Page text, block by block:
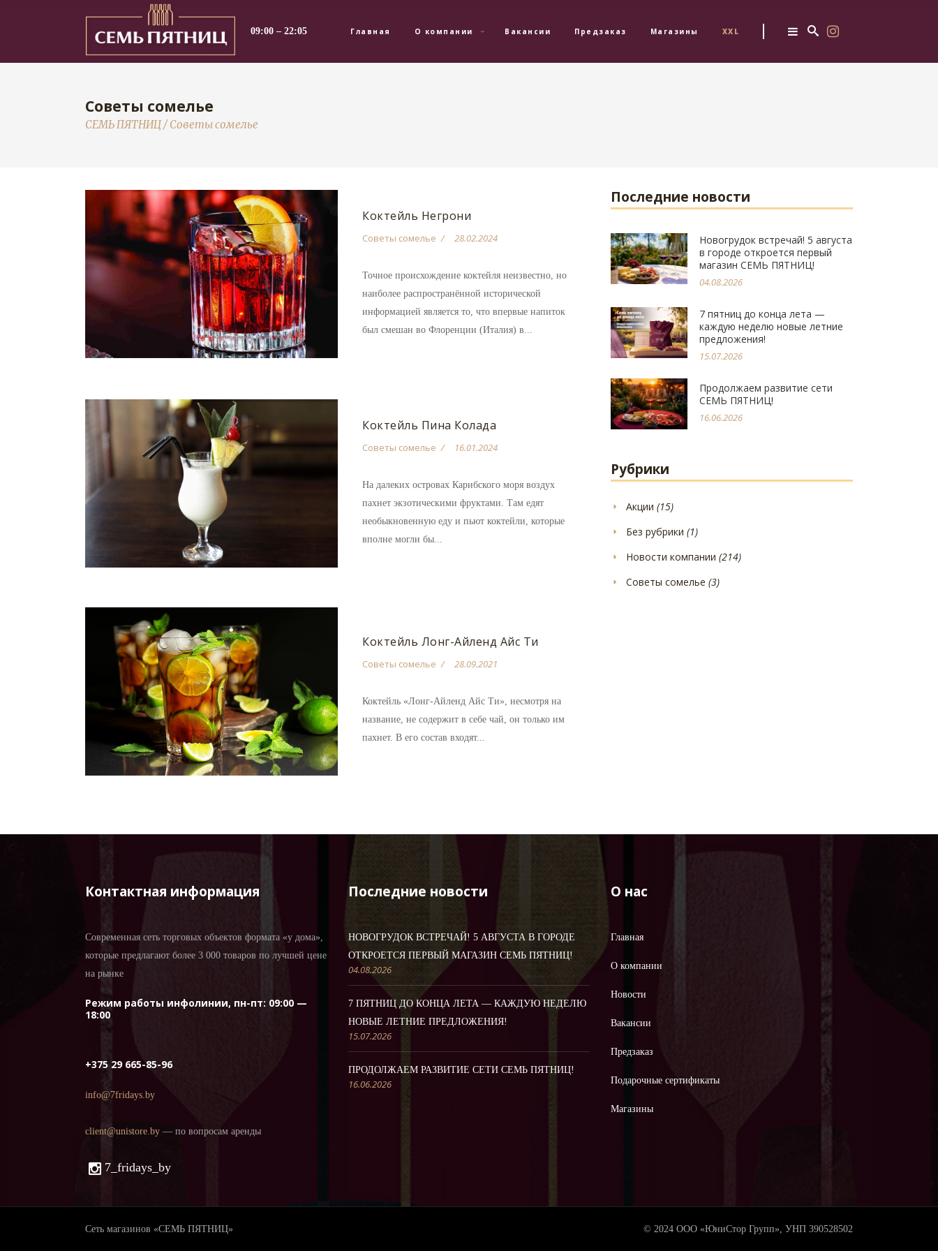
09:00 – 22:05 Главная О компании Вакансии Предзаказ Магазины XXL
Советы сомелье
СЕМЬ ПЯТНИЦ/ Советы сомелье
Коктейль Негрони
Советы сомелье 28.02.2024
Точное происхождение коктейля неизвестно, но
наиболее распространённой исторической
информацией является то, что впервые напиток
был смешан во Флоренции (Италия) в...
Коктейль Пина Колада
Советы сомелье 16.01.2024
На далеких островах Карибского моря воздух
пахнет экзотическими фруктами. Там едят
необыкновенную еду и пьют коктейли, которые
вполне могли бы...
Коктейль Лонг-Айленд Айс Ти
Советы сомелье 28.09.2021
Коктейль «Лонг-Айленд Айс Ти», несмотря на
название, не содержит в себе чай, он только им
пахнет. В его состав входят...
Последние новости
Новогрудок встречай! 5 августа
в городе откроется первый
магазин СЕМЬ ПЯТНИЦ!
04.08.2026
7 пятниц до конца лета —
каждую неделю новые летние
предложения!
15.07.2026
Продолжаем развитие сети
СЕМЬ ПЯТНИЦ!
16.06.2026
Рубрики
Акции (15)
Без рубрики (1)
Новости компании (214)
Советы сомелье (3)
Контактная информация
Современная сеть торговых объектов формата «у дома»,
которые предлагают более 3 000 товаров по лучшей цене
на рынке
Режим работы инфолинии, пн-пт: 09:00 —
18:00
+375 29 665-85-96
info@7fridays.by
client@unistore.by — по вопросам аренды
7_fridays_by
Последние новости
НОВОГРУДОК ВСТРЕЧАЙ! 5 АВГУСТА В ГОРОДЕ
ОТКРОЕТСЯ ПЕРВЫЙ МАГАЗИН СЕМЬ ПЯТНИЦ!
04.08.2026
7 ПЯТНИЦ ДО КОНЦА ЛЕТА — КАЖДУЮ НЕДЕЛЮ
НОВЫЕ ЛЕТНИЕ ПРЕДЛОЖЕНИЯ!
15.07.2026
ПРОДОЛЖАЕМ РАЗВИТИЕ СЕТИ СЕМЬ ПЯТНИЦ!
16.06.2026
О нас
Главная
О компании
Новости
Вакансии
Предзаказ
Подарочные сертификаты
Магазины
Сеть магазинов «СЕМЬ ПЯТНИЦ» © 2024 ООО «ЮниСтор Групп», УНП 390528502